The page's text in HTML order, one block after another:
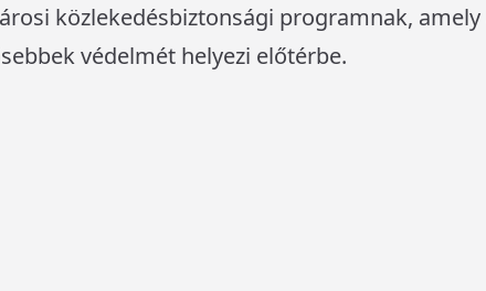
közlekedésbiztonsági programnak, amely
védelmét helyezi előtérbe.